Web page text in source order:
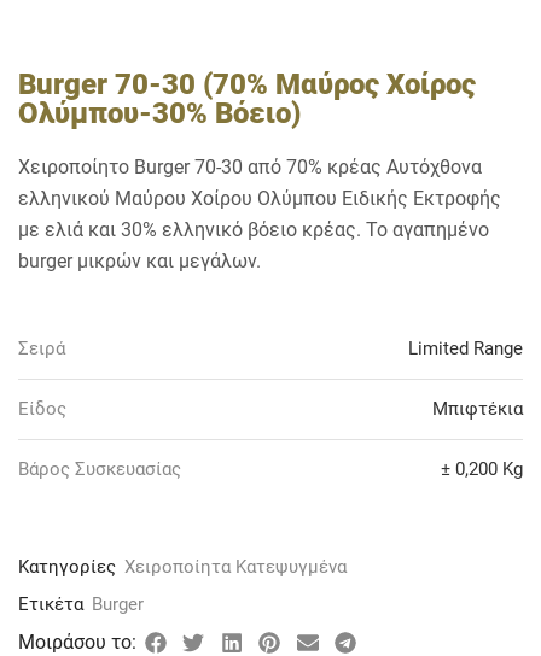
Burger 70-30 (70% Μαύρος Χοίρος
Ολύμπου-30% Βόειο)
Χειροποίητο Burger 70-30 από 70% κρέας Αυτόχθονα
ελληνικού Μαύρου Χοίρου Ολύμπου Ειδικής Εκτροφής
με ελιά και 30% ελληνικό βόειο κρέας. Το αγαπημένο
burger μικρών και μεγάλων.
Σειρά Limited Range
Είδος Μπιφτέκια
Βάρος Συσκευασίας ± 0,200 Kg
Κατηγορίες Χειροποίητα Κατεψυγμένα
Ετικέτα Burger
Μοιράσου το: